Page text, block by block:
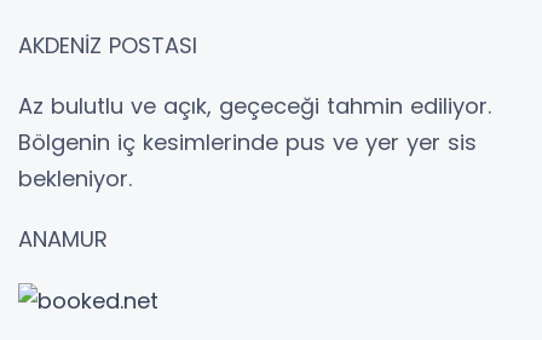
AKDENİZ POSTASI
Az bulutlu ve açık, geçeceği tahmin ediliyor.
Bölgenin iç kesimlerinde pus ve yer yer sis
bekleniyor.
ANAMUR